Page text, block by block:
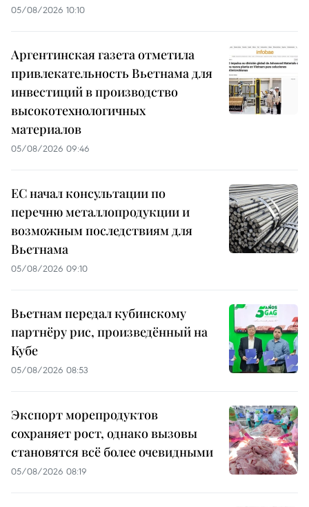
05/08/2026 10:10
Аргентинская газета отметила
привлекательность Вьетнама для
инвестиций в производство
высокотехнологичных
материалов
05/08/2026 09:46
ЕС начал консультации по
перечню металлопродукции и
возможным последствиям для
Вьетнама
05/08/2026 09:10
Вьетнам передал кубинскому
партнёру рис, произведённый на
Кубе
05/08/2026 08:53
Экспорт морепродуктов
сохраняет рост, однако вызовы
становятся всё более очевидными
05/08/2026 08:19